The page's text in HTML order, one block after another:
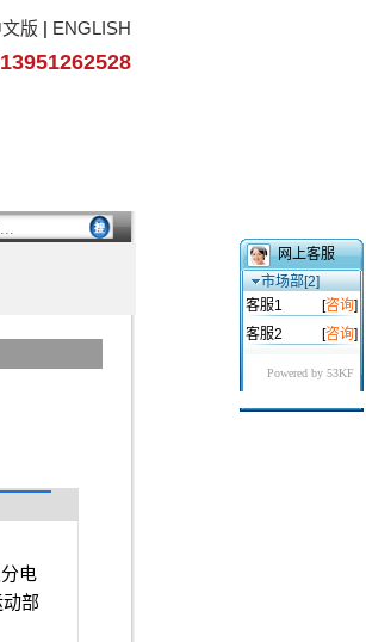
版 | ENGLISH
电
部
网上客服
市场部[2]
客服1
[咨询]
客服2
[咨询]
Powered by 53KF